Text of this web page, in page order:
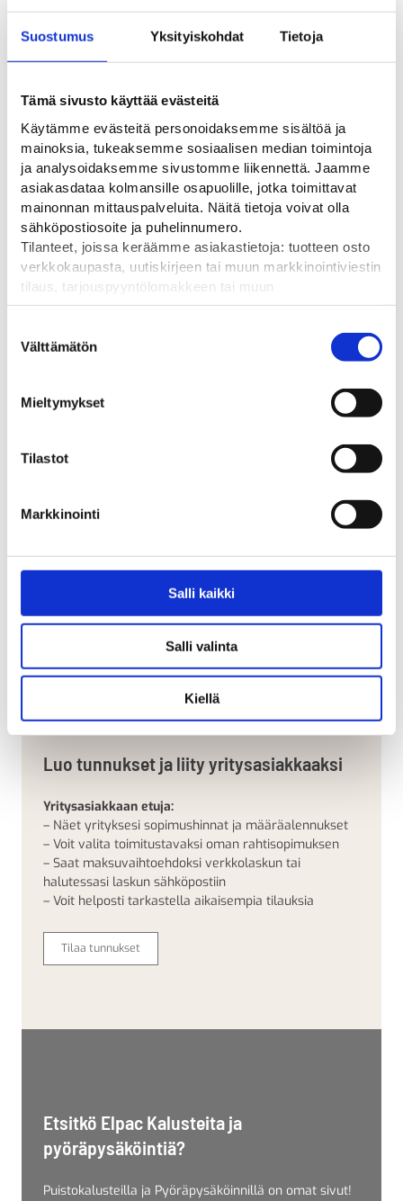
Suostumus Yksityiskohdat Tietoja
Tämä sivusto käyttää evästeitä
Käytämme evästeitä personoidaksemme sisältöä ja
mainoksia, tukeaksemme sosiaalisen median toimintoja
ja analysoidaksemme sivustomme liikennettä. Jaamme
asiakasdataa kolmansille osapuolille, jotka toimittavat
mainonnan mittauspalveluita. Näitä tietoja voivat olla
sähköpostiosoite ja puhelinnumero.
Tilanteet, joissa keräämme asiakastietoja: tuotteen osto
verkkokaupasta, uutiskirjeen tai muun markkinointiviestin
tilaus, tarjouspyyntölomakkeen tai muun
yhteydenottolomakkeen lähettäminen, käyttäjätilin
pyydetään erillinen suostumus tiedon käyttämiseen
markkinoinnissa. Hyväksymällä mainontaevästeet,
mainonnan mittaamista varten.
valinta
Välttämätön
Mieltymykset
Tilastot
Markkinointi
Salli kaikki
Salli valinta
Kiellä
Kiinteistöt ja teollisuus
Pääsynhallinta
Puistokalusteet ja pyöräpysäköinti
Luo tunnukset ja liity yritysasiakkaaksi
Yritysasiakkaan etuja:
– Näet yrityksesi sopimushinnat ja määräalennukset
– Voit valita toimitustavaksi oman rahtisopimuksen
– Saat maksuvaihtoehdoksi verkkolaskun tai
halutessasi laskun sähköpostiin
– Voit helposti tarkastella aikaisempia tilauksia
Tilaa tunnukset
Etsitkö Elpac Kalusteita ja
pyöräpysäköintiä?
Puistokalusteilla ja Pyöräpysäköinnillä on omat sivut!